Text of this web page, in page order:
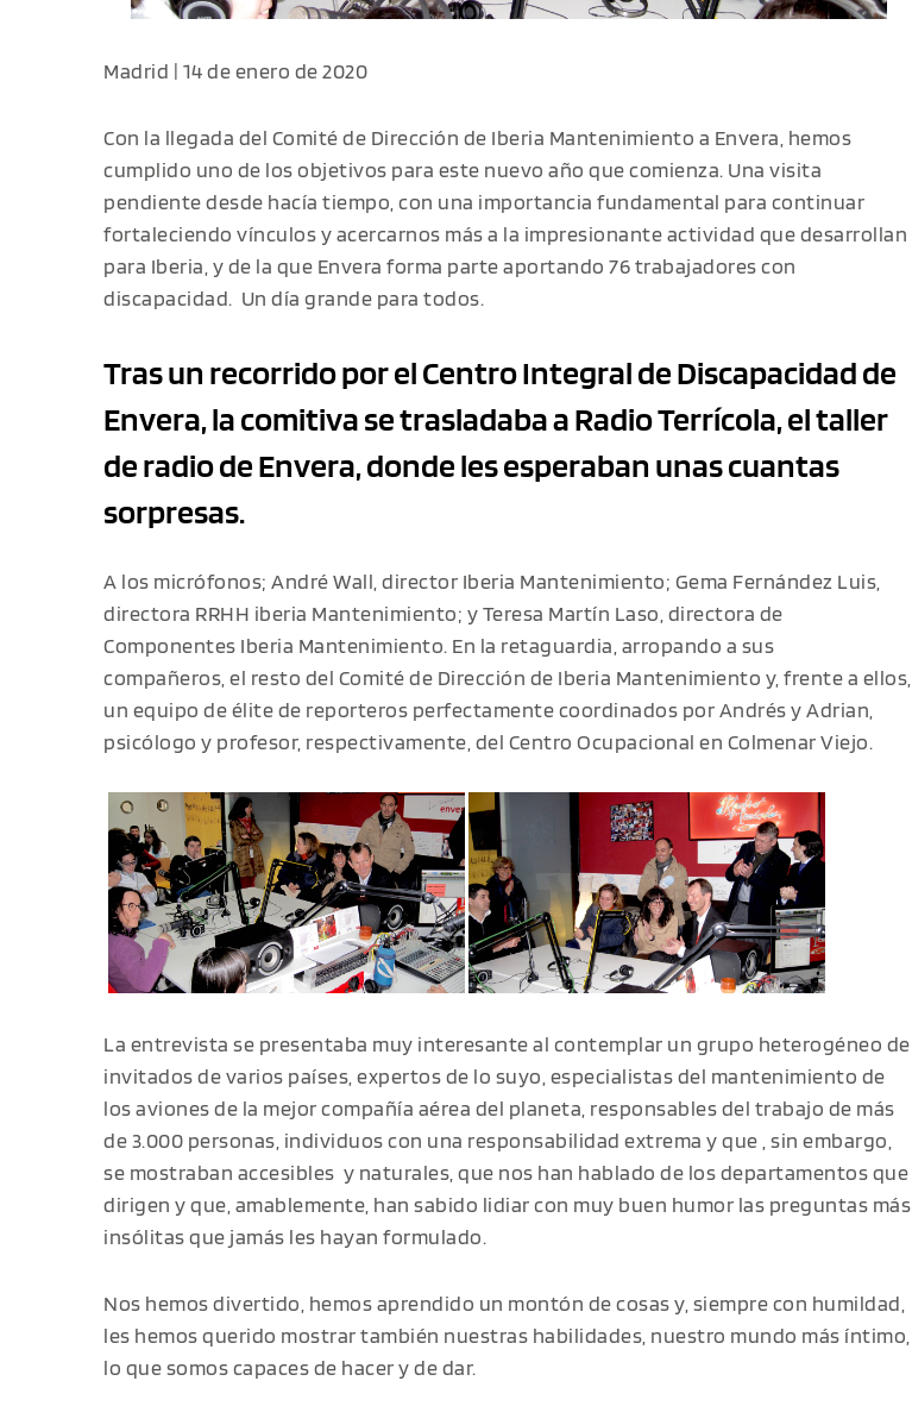
Madrid | 14 de enero de 2020
Con la llegada del Comité de Dirección de Iberia Mantenimiento a Envera, hemos
cumplido uno de los objetivos para este nuevo año que comienza. Una visita
pendiente desde hacía tiempo, con una importancia fundamental para continuar
fortaleciendo vínculos y acercarnos más a la impresionante actividad que desarrollan
para Iberia, y de la que Envera forma parte aportando 76 trabajadores con
discapacidad. Un día grande para todos.
Tras un recorrido por el Centro Integral de Discapacidad de
Envera, la comitiva se trasladaba a Radio Terrícola, el taller
de radio de Envera, donde les esperaban unas cuantas
sorpresas.
A los micrófonos; André Wall, director Iberia Mantenimiento; Gema Fernández Luis,
directora RRHH iberia Mantenimiento; y Teresa Martín Laso, directora de
Componentes Iberia Mantenimiento. En la retaguardia, arropando a sus
compañeros, el resto del Comité de Dirección de Iberia Mantenimiento y, frente a ellos,
un equipo de élite de reporteros perfectamente coordinados por Andrés y Adrian,
psicólogo y profesor, respectivamente, del Centro Ocupacional en Colmenar Viejo.
La entrevista se presentaba muy interesante al contemplar un grupo heterogéneo de
invitados de varios países, expertos de lo suyo, especialistas del mantenimiento de
los aviones de la mejor compañía aérea del planeta, responsables del trabajo de más
de 3.000 personas, individuos con una responsabilidad extrema y que , sin embargo,
se mostraban accesibles y naturales, que nos han hablado de los departamentos que
dirigen y que, amablemente, han sabido lidiar con muy buen humor las preguntas más
insólitas que jamás les hayan formulado.
Nos hemos divertido, hemos aprendido un montón de cosas y, siempre con humildad,
les hemos querido mostrar también nuestras habilidades, nuestro mundo más íntimo,
lo que somos capaces de hacer y de dar.